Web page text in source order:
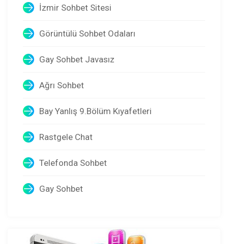
İzmir Sohbet Sitesi
Görüntülü Sohbet Odaları
Gay Sohbet Javasız
Ağrı Sohbet
Bay Yanlış 9.Bölüm Kıyafetleri
Rastgele Chat
Telefonda Sohbet
Gay Sohbet